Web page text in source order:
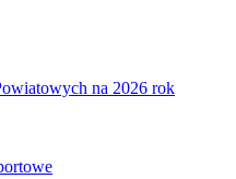
na 2026 rok